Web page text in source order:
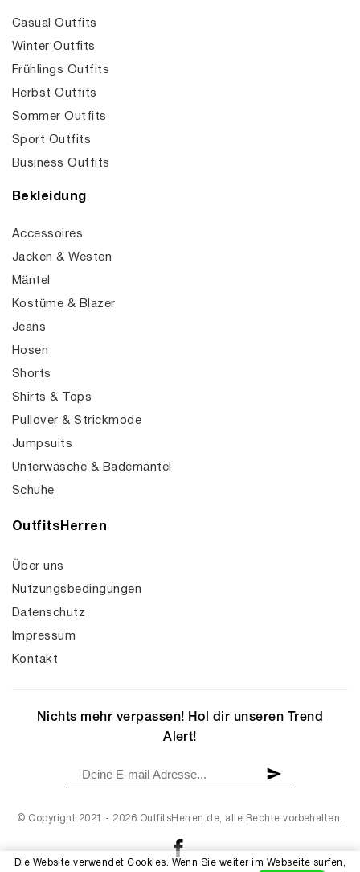
Casual Outfits
Winter Outfits
Frühlings Outfits
Herbst Outfits
Sommer Outfits
Sport Outfits
Business Outfits
Bekleidung
Accessoires
Jacken & Westen
Mäntel
Kostüme & Blazer
Jeans
Hosen
Shorts
Shirts & Tops
Pullover & Strickmode
Jumpsuits
Unterwäsche & Bademäntel
Schuhe
OutfitsHerren
Über uns
Nutzungsbedingungen
Datenschutz
Impressum
Kontakt
© Copyright 2021 - 2026 OutfitsHerren.de, alle Rechte vorbehalten.
Nichts mehr verpassen! Hol dir unseren Trend
Alert!
Die Website verwendet Cookies. Wenn Sie weiter im Webseite surfen,